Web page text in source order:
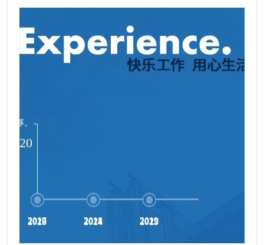
2017 2018 2019
2020
雄厚。
2020
2021 2022
2023 2024 2025